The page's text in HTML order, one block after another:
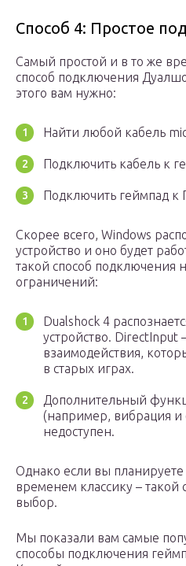
Способ 4: Простое
Самый простой и в то же
способ подключения
этого вам нужно:
Найти любой кабель
Подключить кабель к
Подключить геймпад к
Скорее всего, Windows
устройство и оно будет
такой способ подключения
ограничений:
Dualshock 4
устройство. DirectInput
взаимодействия,
в старых играх.
Дополнительный
(например, вибрация и
недоступен.
Однако если вы
временем классику – такой
выбор.
Мы показали вам самые
способы подключения